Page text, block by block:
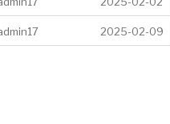
2025-02-09